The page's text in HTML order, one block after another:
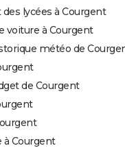
lycées à Courgent
voiture à Courgent
météo de
de Courgent
à Courgent